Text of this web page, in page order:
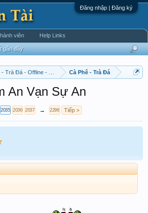
Đăng nhập | Đăng ký
Trà Đá - Offline - Tỉnh Tò Hihi!Cà Phê - Trà Đá
An Vạn Sự An
2035 2036 2037 → 2298 Tiếp >
gần đây
viên Help Links